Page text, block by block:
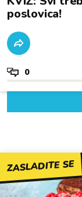
poslovica!
0
ZASLADITE SE